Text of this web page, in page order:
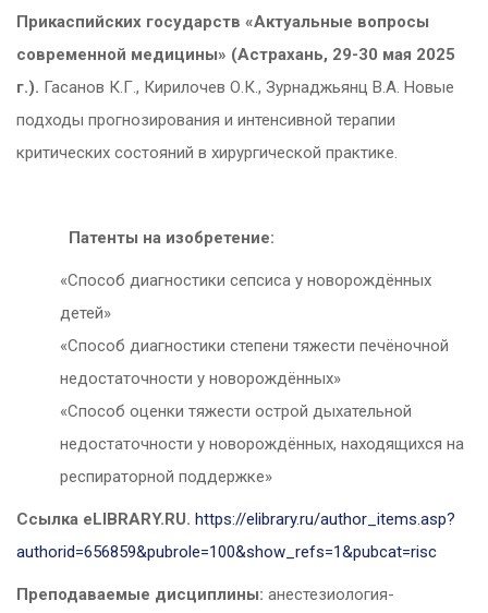
Прикаспийских государств «Актуальные вопросы
современной медицины» (Астрахань, 29-30 мая 2025
г.). Гасанов К.Г., Кирилочев О.К., Зурнаджьянц В.А. Новые
подходы прогнозирования и интенсивной терапии
критических состояний в хирургической практике.
Патенты на изобретение:
«Способ диагностики сепсиса у новорождённых
детей»
«Способ диагностики степени тяжести печёночной
недостаточности у новорождённых»
«Способ оценки тяжести острой дыхательной
недостаточности у новорождённых, находящихся на
респираторной поддержке»
Ссылка eLIBRARY.RU. https://elibrary.ru/author_items.asp?
authorid=656859&pubrole=100&show_refs=1&pubcat=risc
Преподаваемые дисциплины: анестезиология-